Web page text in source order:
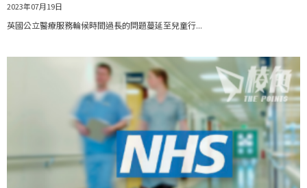
2023年07月19日
英國公立醫療服務輪候時間過長的問題蔓延至兒童行...